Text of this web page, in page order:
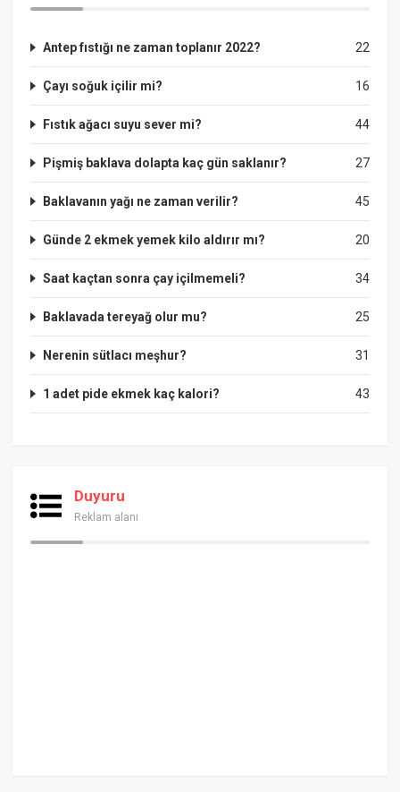
22
Antep fıstığı ne zaman toplanır 2022?
16
Çayı soğuk içilir mi?
44
Fıstık ağacı suyu sever mi?
27
Pişmiş baklava dolapta kaç gün saklanır?
45
Baklavanın yağı ne zaman verilir?
20
Günde 2 ekmek yemek kilo aldırır mı?
34
Saat kaçtan sonra çay içilmemeli?
25
Baklavada tereyağ olur mu?
31
Nerenin sütlacı meşhur?
43
1 adet pide ekmek kaç kalori?
Duyuru
Reklam alanı